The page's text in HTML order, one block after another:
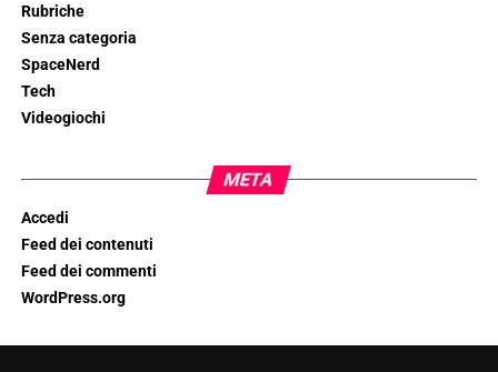
Rubriche
Senza categoria
SpaceNerd
Tech
Videogiochi
META
Accedi
Feed dei contenuti
Feed dei commenti
WordPress.org